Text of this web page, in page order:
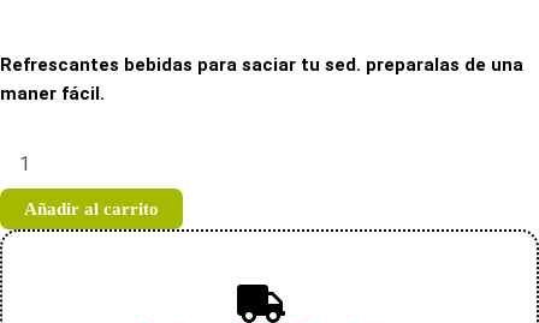
Refrescantes bebidas para saciar tu sed. preparalas de una
maner fácil.
cereza
cantidad
Añadir al carrito